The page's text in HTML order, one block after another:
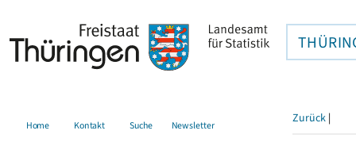
Home Kontakt Suche Newsletter Zurück |